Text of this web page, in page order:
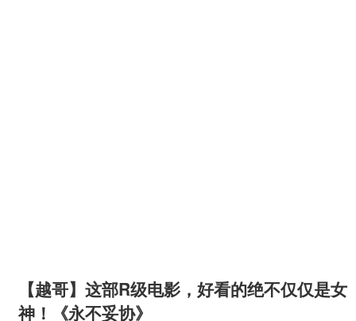
【越哥】这部R级电影，好看的绝不仅仅是女
神！《永不妥协》